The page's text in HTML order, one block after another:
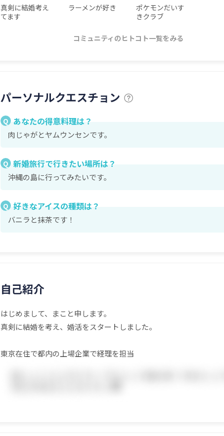
真剣に結婚考え
てます
ラーメンが好き
ポケモンだいす
きクラブ
コミュニティのヒトコト一覧をみる
パーソナルクエスチョン
Q あなたの得意料理は？
肉じゃがとヤムウンセンです。
Q 新婚旅行で行きたい場所は？
沖縄の島に行ってみたいです。
Q 好きなアイスの種類は？
バニラと抹茶です！
自己紹介
はじめまして、まこと申します。
真剣に結婚を考え、婚活をスタートしました。
東京在住で都内の上場企業で経理を担当